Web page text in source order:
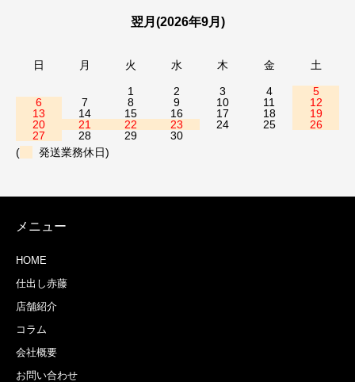
翌月(2026年9月)
日 月 火 水 木 金 土
1 2 3 4
5
6
7 8 9 10 11
12
13
14 15 16 17 18
19
20
21 22 23 24 25
26
27
28 29
30
(
発送業務休日)
メニュー
HOME
仕出し赤藤
店舗紹介
コラム
会社概要
お問い合わせ